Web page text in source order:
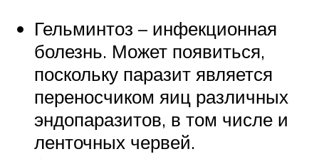
Гельминтоз – инфекционная
болезнь. Может появиться,
поскольку паразит является
переносчиком яиц различных
эндопаразитов, в том числе и
ленточных червей.